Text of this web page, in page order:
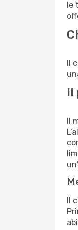
le
Il
Il
Il
Il